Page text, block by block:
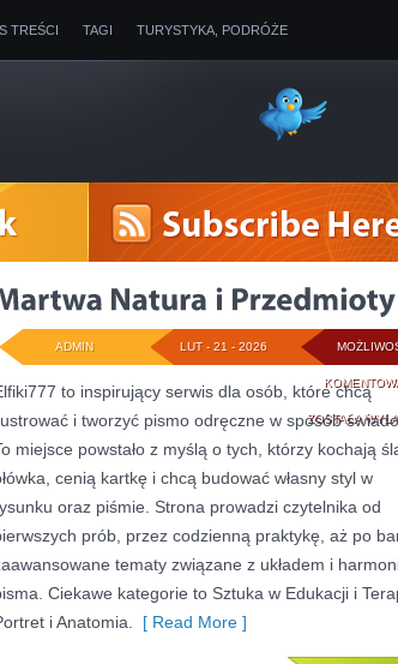
TREŚCI TAGI TURYSTYKA, PODRÓŻE
ZOSTAŁA
LUT - 21 - 2026
ADMIN
to inspirujący serwis dla osób, które chcą
i tworzyć pismo odręczne w sposób
miejsce powstało z myślą o tych, którzy kochają
cenią kartkę i chcą budować własny styl w
oraz piśmie. Strona prowadzi czytelnika od
prób, przez codzienną praktykę, aż po
tematy związane z układem i
Ciekawe kategorie to Sztuka w Edukacji i
i Anatomia.
[ Read More ]